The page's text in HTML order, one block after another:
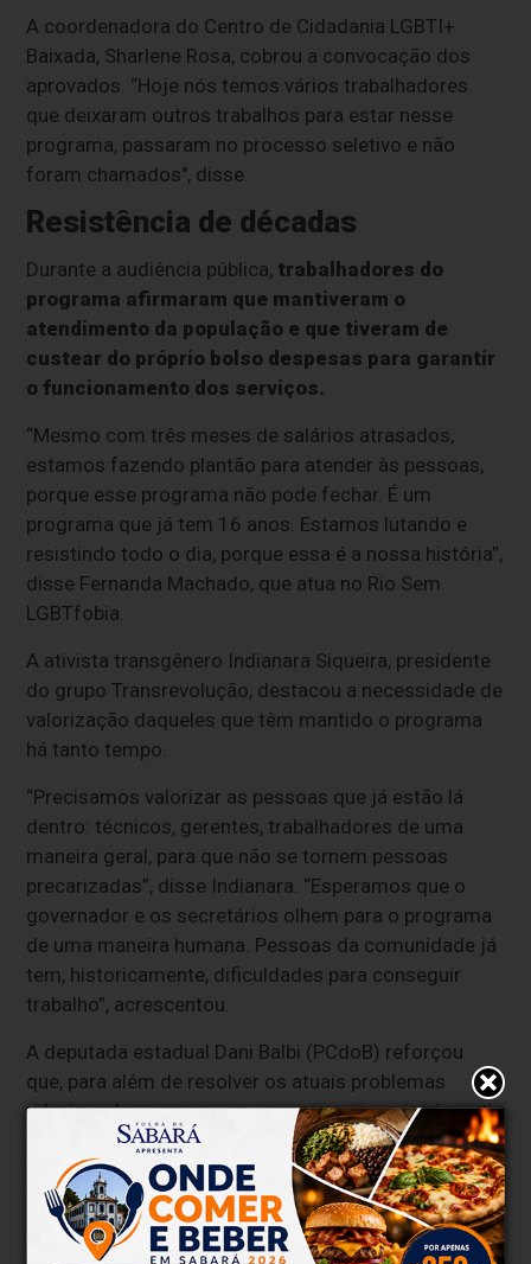
A coordenadora do Centro de Cidadania LGBTI+
Baixada, Sharlene Rosa, cobrou a convocação dos
aprovados. “Hoje nós temos vários trabalhadores
que deixaram outros trabalhos para estar nesse
programa, passaram no processo seletivo e não
foram chamados", disse.
Resistência de décadas
Durante a audiência pública, trabalhadores do
programa afirmaram que mantiveram o
atendimento da população e que tiveram de
custear do próprio bolso despesas para garantir
o funcionamento dos serviços.
“Mesmo com três meses de salários atrasados,
estamos fazendo plantão para atender às pessoas,
porque esse programa não pode fechar. É um
programa que já tem 16 anos. Estamos lutando e
resistindo todo o dia, porque essa é a nossa história”,
disse Fernanda Machado, que atua no Rio Sem
LGBTfobia.
A ativista transgênero Indianara Siqueira, presidente
do grupo Transrevolução, destacou a necessidade de
valorização daqueles que têm mantido o programa
há tanto tempo.
“Precisamos valorizar as pessoas que já estão lá
dentro: técnicos, gerentes, trabalhadores de uma
maneira geral, para que não se tornem pessoas
precarizadas”, disse Indianara. “Esperamos que o
governador e os secretários olhem para o programa
de uma maneira humana. Pessoas da comunidade já
tem, historicamente, dificuldades para conseguir
trabalho”, acrescentou.
A deputada estadual Dani Balbi (PCdoB) reforçou
que, para além de resolver os atuais problemas
relacionados ao programa, o governo precisa investir
na ampliação dele.
“Enquanto mulher transexual sei o que é a
vulnerabilidade das esquinas, o que é a interdição
dos espaços institucionais e sei o que é procurar